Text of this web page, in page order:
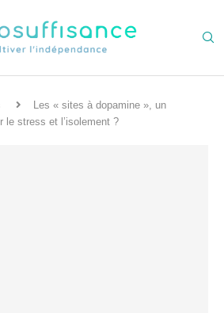
Les « sites à dopamine », un
le stress et l’isolement ?